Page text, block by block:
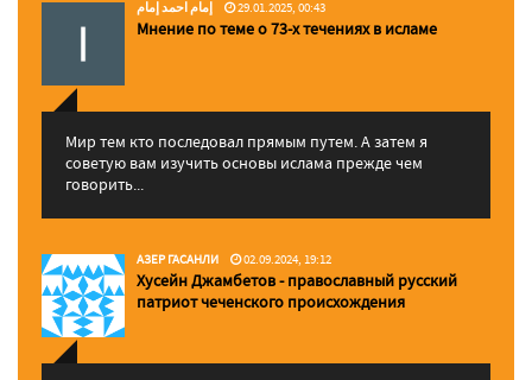
إمام احمد إمام 29.01.2025, 00:43
Мнение по теме о 73-х течениях в исламе
Мир тем кто последовал прямым путем. А затем я
советую вам изучить основы ислама прежде чем
говорить...
АЗЕР ГАСАНЛИ 02.09.2024, 19:12
Хусейн Джамбетов - православный русский
патриот чеченского происхождения